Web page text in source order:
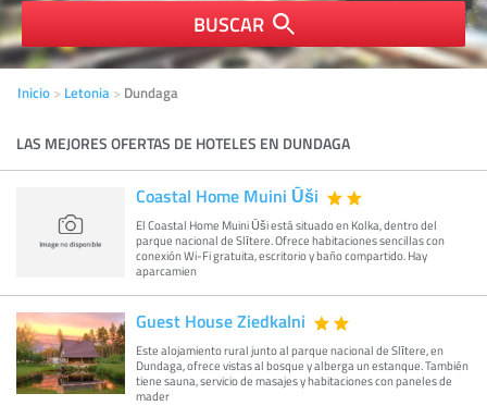
BUSCAR
Inicio Letonia Dundaga
LAS MEJORES OFERTAS DE HOTELES EN DUNDAGA
Coastal Home Muini Ūši
El Coastal Home Muini Ūši está situado en Kolka, dentro del
parque nacional de Slītere. Ofrece habitaciones sencillas con
conexión Wi-Fi gratuita, escritorio y baño compartido. Hay
aparcamien
Guest House Ziedkalni
Este alojamiento rural junto al parque nacional de Slītere, en
Dundaga, ofrece vistas al bosque y alberga un estanque. También
tiene sauna, servicio de masajes y habitaciones con paneles de
mader